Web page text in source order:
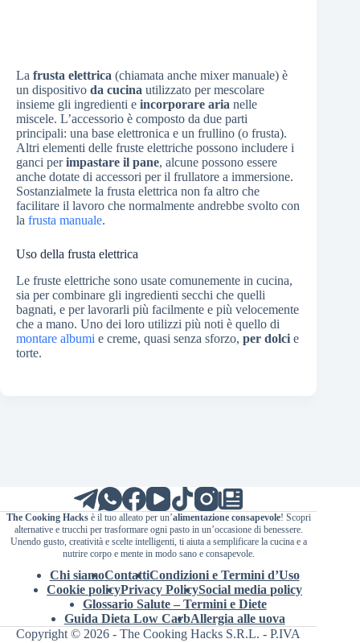
La frusta elettrica (chiamata anche mixer manuale) è
un dispositivo da cucina utilizzato per mescolare
insieme gli ingredienti e incorporare aria nelle
miscele. L’accessorio è composto da due parti
principali: una base elettronica e un frullino (o frusta).
Altri elementi delle fruste elettriche possono includere i
ganci perimpastare il pane, alcune possono essere
anche dotate di accessori per il frullatore a immersione.
Sostanzialmete la frusta elettrica non fa altro che
facilitare il lavoro che normalmente andrebbe svolto con
la frusta manuale.
Uso della frusta elettrica
Le fruste elettriche sono usate comunemente in cucina,
sia per combinare gli ingredienti secchi che quelli
bagnati, e per lavorarli più facilmente e più velocemente
che a mano. Uno dei loro utilizzi più noti è quello di
montare albumi e creme, quasi senza sforzo, per dolci e
torte.
The Cooking Hacksè il tuo alleato per un’alimentazione consapevole! Scopri
alternative e trucchi per trasformare ogni pasto in un’occasione di benessere.
Unendo gusto, creatività e scelte intelligenti, ti aiuta a semplificare la cucina e a
nutrire corpo e mente in modo sano e consapevole.
Chi siamoContattiCondizioni e Termini d’Uso
Cookie policyPrivacy PolicySocial media policy
Glossario Salute – Termini e Diete
Guida Dieta Low CarbAllergia alle uova
Copyright © 2026 - The Cooking Hacks S.R.L. - P.IVA